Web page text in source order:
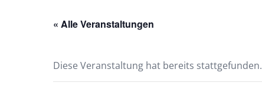
« Alle Veranstaltungen
Diese Veranstaltung hat bereits stattgefunden.